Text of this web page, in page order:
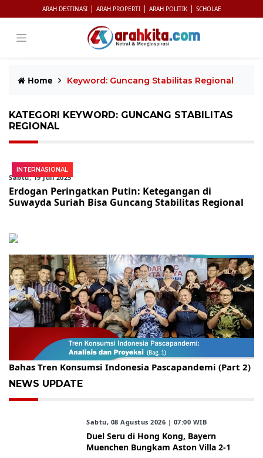
ARAH DESTINASI | ARAH PROPERTI | ARAH POLITIK | SCHOLAE
Home Keyword: Guncang Stabilitas Regional
KATEGORI KEYWORD: GUNCANG STABILITAS
REGIONAL
INTERNASIONAL
Sabtu, 19 Juli 2025
Erdogan Peringatkan Putin: Ketegangan di
Suwayda Suriah Bisa Guncang Stabilitas Regional
Gelar Kopdar, KBC Jakarta Raya Hadirkan Pakar Ritel
Bahas Tren Konsumsi Indonesia Pascapandemi (Part 2)
NEWS UPDATE
Sabtu, 08 Agustus 2026 | 07:00 WIB
Duel Seru di Hong Kong, Bayern
Muenchen Bungkam Aston Villa 2-1